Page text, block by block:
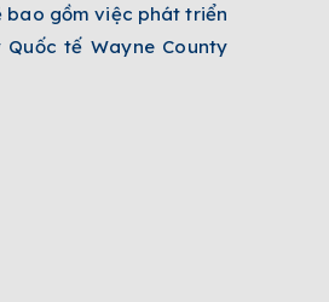
bao gồm việc phát triển
tế Wayne County